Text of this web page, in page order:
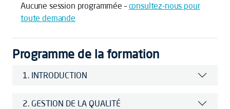
Aucune session programmée –consultez-nous pour
toute demande
Programme de la formation
1. INTRODUCTION
2. GESTION DE LA QUALITÉ